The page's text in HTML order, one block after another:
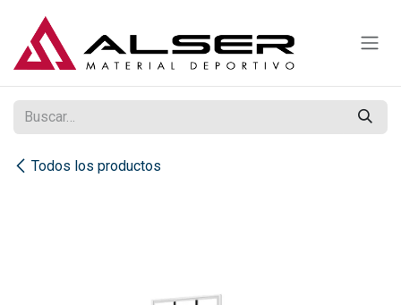
Todos los productos